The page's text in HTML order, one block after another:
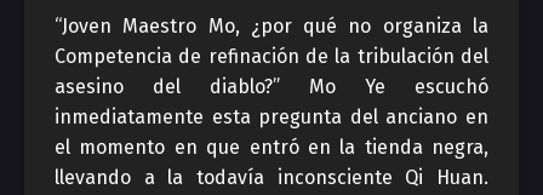
“Joven Maestro Mo, ¿por qué no organiza la
Competencia de refinación de la tribulación del
asesino del diablo?” Mo Ye escuchó
inmediatamente esta pregunta del anciano en
el momento en que entró en la tienda negra,
llevando a la todavía inconsciente Qi Huan.